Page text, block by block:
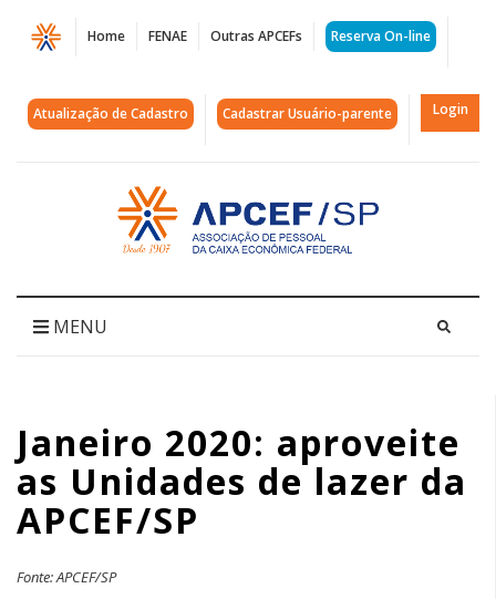
Página
Janeiro
2020:
Unidades
lazer
|
APCEF/SP
Home FENAE Outras APCEFs Reserva On-line
Atualização de Cadastro Cadastrar Usuário-parente Login
Acessar
página
inicial
MENU
Janeiro 2020: aproveite
as Unidades de lazer da
APCEF/SP
Fonte: APCEF/SP